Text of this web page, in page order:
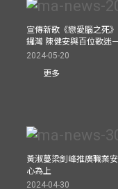
宣傳新歌《戀愛腦之死
鑼灣 陳健安與百位歌迷
2024-05-20
更多
黃淑蔓梁釗峰推廣職業
心為上
2024-04-30